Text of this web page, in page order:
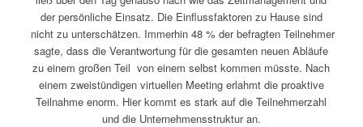
der persönliche Einsatz. Die Einflussfaktoren zu Hause sind
nicht zu unterschätzen. Immerhin 48 % der befragten Teilnehmer
sagte, dass die Verantwortung für die gesamten neuen Abläufe
zu einem großen Teil von einem selbst kommen müsste. Nach
einem zweistündigen virtuellen Meeting erlahmt die proaktive
Teilnahme enorm. Hier kommt es stark auf die Teilnehmerzahl
und die Unternehmensstruktur an.